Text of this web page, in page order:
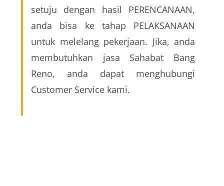
setuju dengan hasil PERENCANAAN,
anda bisa ke tahap PELAKSANAAN
untuk melelang pekerjaan. Jika, anda
membutuhkan jasa Sahabat Bang
Reno, anda dapat menghubungi
Customer Service kami.